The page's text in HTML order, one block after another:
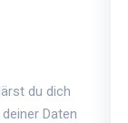
du dich
Daten